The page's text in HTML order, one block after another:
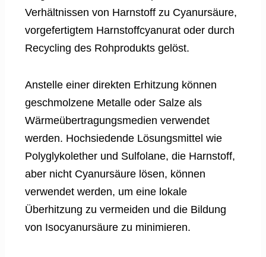
Verhältnissen von Harnstoff zu Cyanursäure,
vorgefertigtem Harnstoffcyanurat oder durch
Recycling des Rohprodukts gelöst.
Anstelle einer direkten Erhitzung können
geschmolzene Metalle oder Salze als
Wärmeübertragungsmedien verwendet
werden. Hochsiedende Lösungsmittel wie
Polyglykolether und Sulfolane, die Harnstoff,
aber nicht Cyanursäure lösen, können
verwendet werden, um eine lokale
Überhitzung zu vermeiden und die Bildung
von Isocyanursäure zu minimieren.